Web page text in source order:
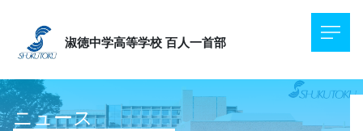
淑徳中学高等学校 百人一首部
ニュース